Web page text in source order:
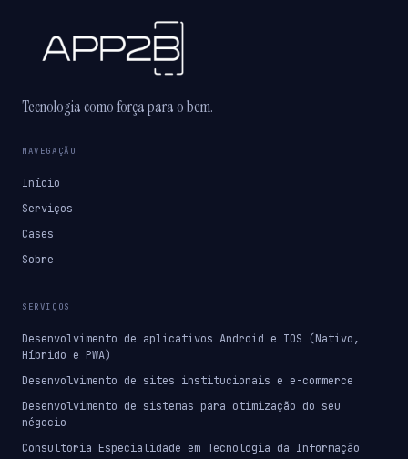
Tecnologia como força para o bem.
NAVEGAÇÃO
Início
Serviços
Cases
Sobre
SERVIÇOS
Desenvolvimento de aplicativos Android e IOS (Nativo,
Híbrido e PWA)
Desenvolvimento de sites institucionais e e-commerce
Desenvolvimento de sistemas para otimização do seu
négocio
Consultoria Especialidade em Tecnologia da Informação